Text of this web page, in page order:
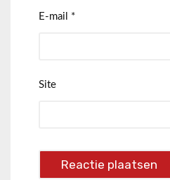
E-mail *
Site